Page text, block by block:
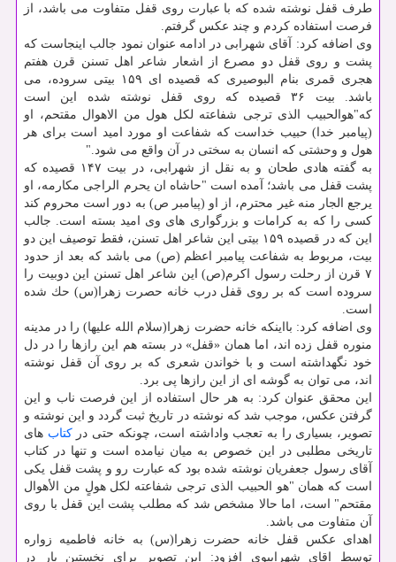
طرف قفل نوشته شده كه با عبارت روی قفل متفاوت می باشد، از
فرصت استفاده كردم و چند عكس گرفتم.
وی اضافه كرد: آقای شهرابی در ادامه عنوان نمود جالب اینجاست كه
پشت و روی قفل دو مصرع از اشعار شاعر اهل تسنن قرن هفتم
هجری قمری بنام البوصیری كه قصیده ای ۱۵۹ بیتی سروده، می
باشد. بیت ۳۶ قصیده كه روی قفل نوشته شده این است
كه"هوالحبیب الذی ترجی شفاعته لكل هول من الاهوال مقتحم، او
(پیامبر خدا) حبیب خداست كه شفاعت او مورد امید است برای هر
هول و وحشتی كه انسان به سختی در آن واقع می شود."
به گفته هادی طحان و به نقل از شهرابی، در بیت ۱۴۷ قصیده كه
پشت قفل می باشد؛ آمده است "حاشاه ان یحرم الراجی مكارمه، او
یرجع الجار منه غیر محترم، از او (پیامبر ص) به دور است محروم كند
كسی را كه به كرامات و بزرگواری های وی امید بسته است. جالب
این كه در قصیده ۱۵۹ بیتی این شاعر اهل تسنن، فقط توصیف این دو
بیت، مربوط به شفاعت پیامبر اعظم (ص) می باشد كه بعد از حدود
۷ قرن از رحلت رسول اكرم(ص) این شاعر اهل تسنن این دوبیت را
سروده است كه بر روی قفل درب خانه حصرت زهرا(س) حك شده
است.
وی اضافه كرد: بااینكه خانه حضرت زهرا(سلام الله علیها) را در مدینه
منوره قفل زده اند، اما همان «قفل» در بسته هم این رازها را در دل
خود نگهداشته است و با خواندن شعری كه بر روی آن قفل نوشته
اند، می توان به گوشه ای از این رازها پی برد.
این محقق عنوان كرد: به هر حال استفاده از این فرصت ناب و این
گرفتن عكس، موجب شد كه نوشته در تاریخ ثبت گردد و این نوشته و
تصویر، بسیاری را به تعجب واداشته است، چونكه حتی دركتاب های
تاریخی مطلبی در این خصوص به میان نیامده است و تنها در كتاب
آقای رسول جعفریان نوشته شده بود كه عبارت رو و پشت قفل یكی
است كه همان "هو الحبیب الذی ترجی شفاعته لكل هولٍ من الأهوال
مقتحم" است، اما حالا مشخص شد كه مطلب پشت این قفل با روی
آن متفاوت می باشد.
اهدای عكس قفل خانه حضرت زهرا(س) به خانه فاطمیه زواره
توسط اقای شهرابیوی افزود: این تصویر برای نخستین بار در